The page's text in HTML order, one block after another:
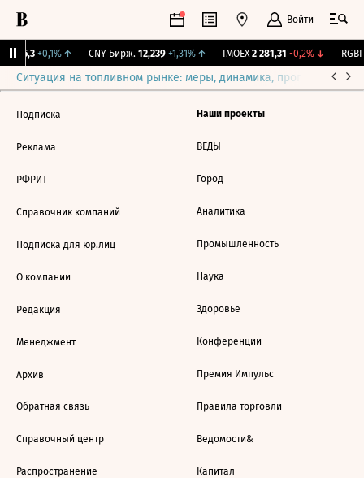
Войти
115,3 +0,1%↑ CNY Бирж. 12,239 +1,31%↑ IMOEX 2 281,31 -0,2%↓
Ситуация на топливном рынке: меры, динамика, прогнозы
Подписка
Реклама
РФРИТ
Справочник компаний
Подписка для юр.лиц
О компании
Редакция
Менеджмент
Архив
Обратная связь
Справочный центр
Распространение
Наши проекты
ВЕДЫ
Город
Аналитика
Промышленность
Наука
Здоровье
Конференции
Премия Импульс
Правила торговли
Ведомости&
Капитал